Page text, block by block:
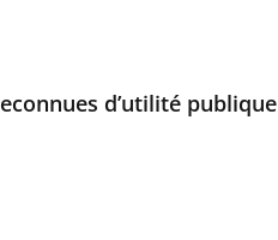
d’utilité publique